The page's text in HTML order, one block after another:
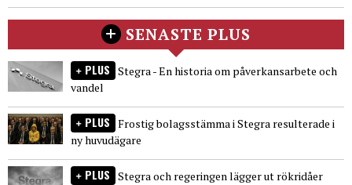
SENASTE PLUS
PLUS Stegra - En historia om påverkansarbete och
vandel
PLUS Frostig bolagsstämma i Stegra resulterade i
ny huvudägare
PLUS Stegra och regeringen lägger ut rökridåer